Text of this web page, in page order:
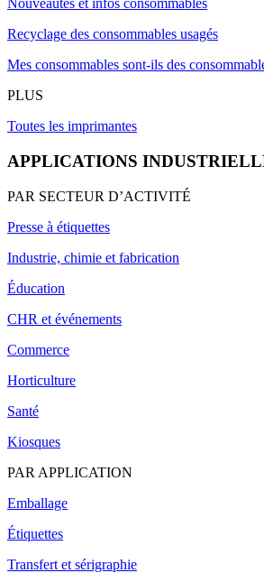
Nouveautés et infos consommables
Recyclage des consommables usagés
Mes consommables sont-ils des
PLUS
Toutes les imprimantes
APPLICATIONS
PAR SECTEUR D’ACTIVITÉ
Presse à étiquettes
Industrie, chimie et fabrication
Éducation
CHR et événements
Commerce
Horticulture
Santé
Kiosques
PAR APPLICATION
Emballage
Étiquettes
Transfert et sérigraphie